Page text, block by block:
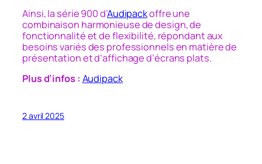
Ainsi, la série 900 d’Audipackoffre une
combinaison harmonieuse de design, de
fonctionnalité et de flexibilité, répondant aux
besoins variés des professionnels en matière de
présentation et d’affichage d’écrans plats.
Plus d’infos : Audipack
2 avril 2025